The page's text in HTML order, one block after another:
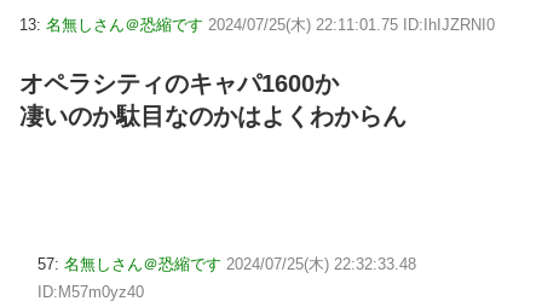
13: 名無しさん＠恐縮です 2024/07/25(木) 22:11:01.75 ID:IhIJZRNI0
オペラシティのキャパ1600か
凄いのか駄目なのかはよくわからん
57: 名無しさん＠恐縮です 2024/07/25(木) 22:32:33.48
ID:M57m0yz40